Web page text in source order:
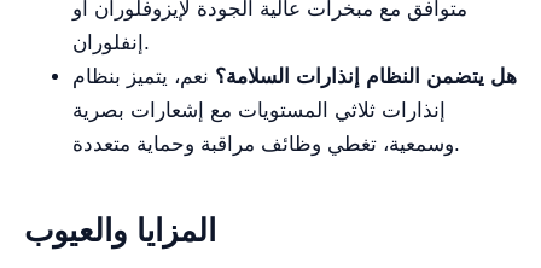
متوافق مع مبخرات عالية الجودة لإيزوفلوران أو
إنفلوران.
هل يتضمن النظام إنذارات السلامة؟ نعم، يتميز بنظام
إنذارات ثلاثي المستويات مع إشعارات بصرية
وسمعية، تغطي وظائف مراقبة وحماية متعددة.
المزايا والعيوب